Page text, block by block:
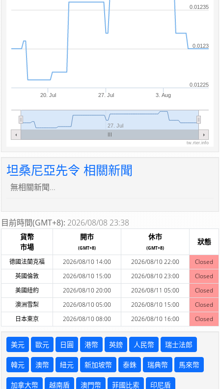
20. Jul 27. Jul 3. Aug
27. Jul
0.01225
0.0123
0.01235
tw.rter.info
坦桑尼亞先令 相關新聞
無相關新聞...
目前時間(GMT+8): 2026/08/08 23:38
貨幣
市場
開市
(GMT+8)
休市
(GMT+8)
狀態
德國法蘭克福 2026/08/10 14:00 2026/08/10 22:00
Closed
英國倫敦
2026/08/10 15:00 2026/08/10 23:00
Closed
美國紐約
2026/08/10 20:00 2026/08/11 05:00
Closed
澳洲雪梨
2026/08/10 05:00 2026/08/10 15:00
Closed
日本東京
2026/08/10 08:00 2026/08/10 16:00 Closed
美元 歐元 日圓 港幣 英鎊 人民幣 瑞士法郎
韓元 澳幣 紐元 新加坡幣 泰銖 瑞典幣 馬來幣
加拿大幣 越南盾 澳門幣 菲國比索 印尼盾